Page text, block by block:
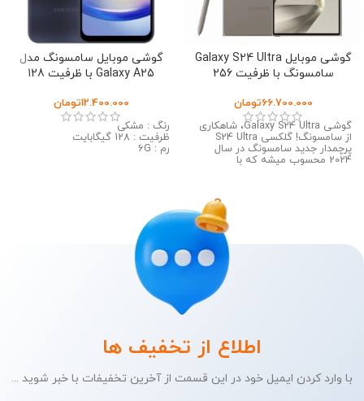
گوشی موبایل Galaxy S24 Ultra
سامسونگ با ظرفیت 256
ویتنام
66.700.000تومان
گوشی Galaxy S24 Ultra، شاهکاری
از سامسونگ! گلکسی S24 Ultra
پرچمدار جدید سامسونگ در سال
2024 محسوب میشه که با
گوشی موبایل سامسونگ مدل
Galaxy A25 با ظرفیت 128
12.400.000تومان
رنگ : مشکی
ظرفیت : 128 گیگابایت
رم : 6G
اطلاع از تخفیف ها
با وارد کردن ایمیل خود در این قسمت از آخرین تخفیفات با خبر شوید ...